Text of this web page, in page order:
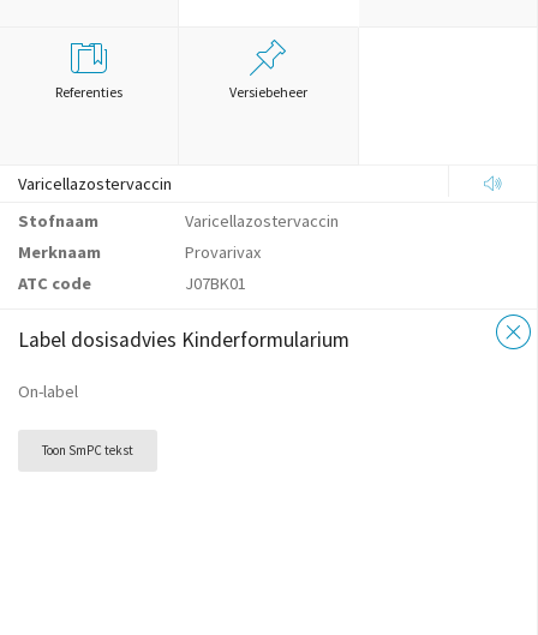
Referenties Versiebeheer
Varicellazostervaccin
Stofnaam
Varicellazostervaccin
Merknaam
Provarivax
ATC code
J07BK01
Label dosisadvies Kinderformularium
On-label
Toon SmPC tekst